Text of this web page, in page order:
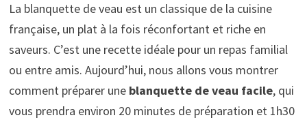
La blanquette de veau est un classique de la cuisine
française, un plat à la fois réconfortant et riche en
saveurs. C’est une recette idéale pour un repas familial
ou entre amis. Aujourd’hui, nous allons vous montrer
comment préparer une blanquette de veau facile, qui
vous prendra environ 20 minutes de préparation et 1h30